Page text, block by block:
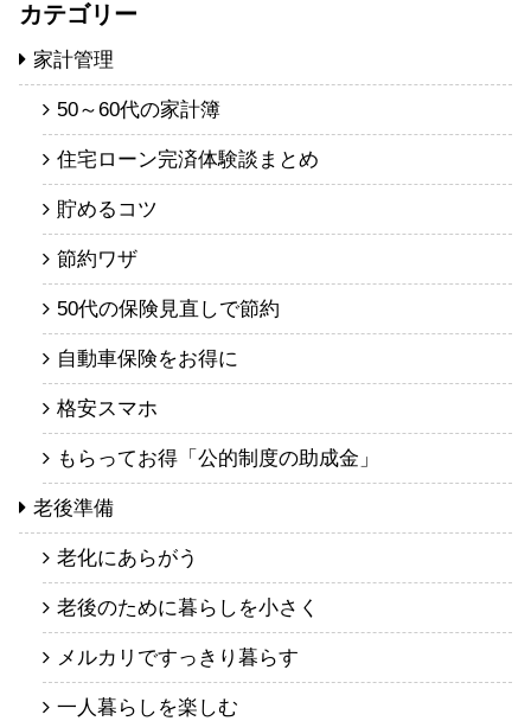
カテゴリー
家計管理
50～60代の家計簿
住宅ローン完済体験談まとめ
貯めるコツ
節約ワザ
50代の保険見直しで節約
自動車保険をお得に
格安スマホ
もらってお得「公的制度の助成金」
老後準備
老化にあらがう
老後のために暮らしを小さく
メルカリですっきり暮らす
一人暮らしを楽しむ